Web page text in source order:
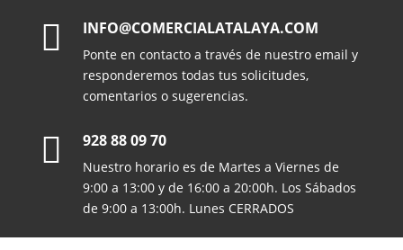
 INFO@COMERCIALATALAYA.COM
Ponte en contacto a través de nuestro email y
responderemos todas tus solicitudes,
comentarios o sugerencias.
 928 88 09 70
Nuestro horario es de Martes a Viernes de
9:00 a 13:00 y de 16:00 a 20:00h. Los Sábados
de 9:00 a 13:00h. Lunes CERRADOS